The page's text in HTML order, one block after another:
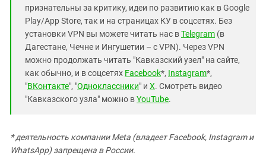
признательны за критику, идеи по развитию как в Google
Play/App Store, так и на страницах КУ в соцсетях. Без
установки VPN вы можете читать нас вTelegram (в
Дагестане, Чечне и Ингушетии – с VPN). Через VPN
можно продолжать читать "Кавказский узел" на сайте,
как обычно, и в соцсетях Facebook*, Instagram*,
"ВКонтакте", "Одноклассники" и X. Смотреть видео
"Кавказского узла" можно вYouTube.
* деятельность компании Meta (владеет Facebook, Instagram и
WhatsApp) запрещена в России.